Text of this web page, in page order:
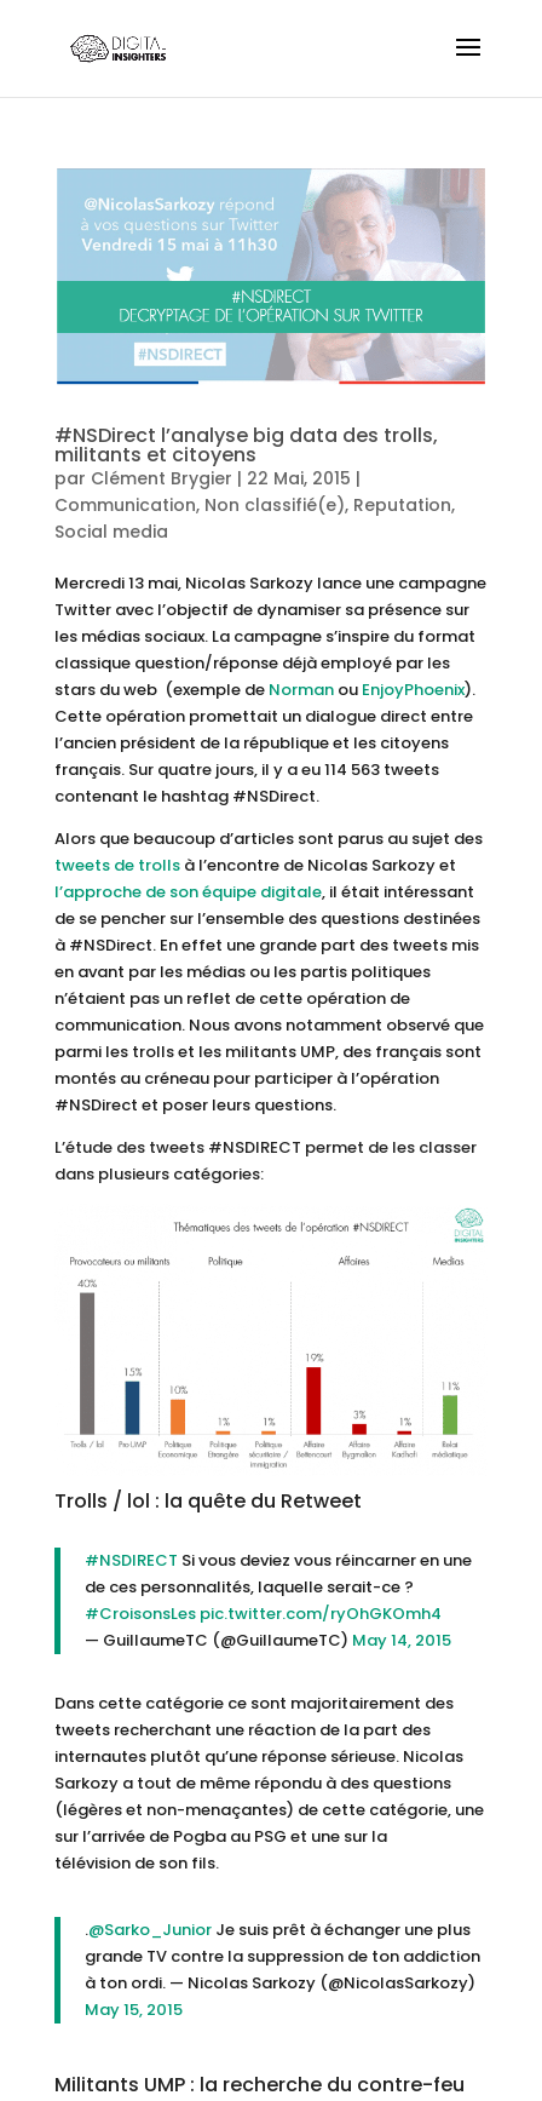
#NSDirect l’analyse big data des trolls,
militants et citoyens
par Clément Brygier | 22 Mai, 2015 |
Communication, Non classifié(e), Reputation,
Social media
Mercredi 13 mai, Nicolas Sarkozy lance une campagne
Twitter avec l’objectif de dynamiser sa présence sur
les médias sociaux. La campagne s’inspire du format
classique question/réponse déjà employé par les
stars du web (exemple de Normanou EnjoyPhoenix).
Cette opération promettait un dialogue direct entre
l’ancien président de la république et les citoyens
français. Sur quatre jours, il y a eu 114 563 tweets
contenant le hashtag #NSDirect.
Alors que beaucoup d’articles sont parus au sujet des
tweets de trollsà l’encontre de Nicolas Sarkozy et
l’approche de son équipe digitale, il était intéressant
de se pencher sur l’ensemble des questions destinées
à #NSDirect. En effet une grande part des tweets mis
en avant par les médias ou les partis politiques
n’étaient pas un reflet de cette opération de
communication. Nous avons notamment observé que
parmi les trolls et les militants UMP, des français sont
montés au créneau pour participer à l’opération
#NSDirect et poser leurs questions.
L’étude des tweets #NSDIRECT permet de les classer
dans plusieurs catégories:
Trolls / lol : la quête du Retweet
#NSDIRECT Si vous deviez vous réincarner en une
de ces personnalités, laquelle serait-ce ?
#CroisonsLes pic.twitter.com/ryOhGKOmh4
— GuillaumeTC (@GuillaumeTC) May 14, 2015
Dans cette catégorie ce sont majoritairement des
tweets recherchant une réaction de la part des
internautes plutôt qu’une réponse sérieuse. Nicolas
Sarkozy a tout de même répondu à des questions
(légères et non-menaçantes) de cette catégorie, une
sur l’arrivée de Pogba au PSG et une sur la
télévision de son fils.
.@Sarko_JuniorJe suis prêt à échanger une plus
grande TV contre la suppression de ton addiction
à ton ordi. — Nicolas Sarkozy (@NicolasSarkozy)
May 15, 2015
Militants UMP : la recherche du contre-feu